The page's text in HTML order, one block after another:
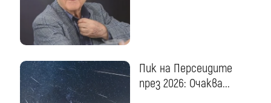
Пик на Персеидите
през 2026: Очаква...